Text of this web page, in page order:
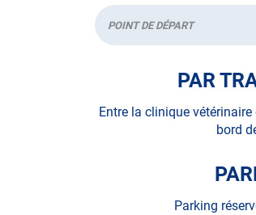
• Le contrôle de la
• le pré-contrôle ou pré-
• la contre-visite
• le contrôle pollution
Prenez directement votre
complémentaire dans
Départ
PAR
Entre la clinique
bord
Parking